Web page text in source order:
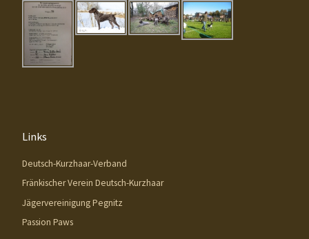
Links
Deutsch-Kurzhaar-Verband
Fränkischer Verein Deutsch-Kurzhaar
Jägervereinigung Pegnitz
Passion Paws